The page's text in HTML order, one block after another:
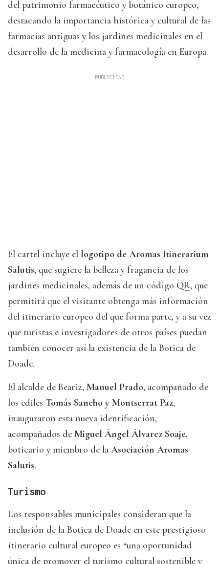
del patrimonio farmacéutico y botánico europeo,
destacando la importancia histórica y cultural de las
farmacias antiguas y los jardines medicinales en el
desarrollo de la medicina y farmacología en Europa.
El cartel incluye el logotipo de Aromas Itinerarium
Salutis, que sugiere la belleza y fragancia de los
jardines medicinales, además de un código QR, que
permitirá que el visitante obtenga más información
del itinerario europeo del que forma parte, y a su vez
que turistas e investigadores de otros países puedan
también conocer así la existencia de la Botica de
Doade.
El alcalde de Beariz, Manuel Prado, acompañado de
los ediles Tomás Sancho y Montserrat Paz,
inauguraron esta nueva identificación,
acompañados de Miguel Ángel Álvarez Soaje,
boticario y miembro de la Asociación Aromas
Salutis.
Turismo
Los responsables municipales consideran que la
inclusión de la Botica de Doade en este prestigioso
itinerario cultural europeo es “una oportunidad
única de promover el turismo cultural sostenible y